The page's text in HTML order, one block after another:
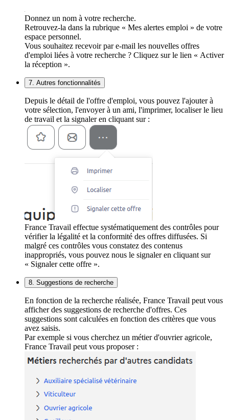
Donnez un nom à votre recherche.
Retrouvez-la dans la rubrique « Mes alertes emploi » de votre
espace personnel.
Vous souhaitez recevoir par e-mail les nouvelles offres
d'emploi liées à votre recherche ? Cliquez sur le lien « Activer
la réception ».
7. Autres fonctionnalités
Depuis le détail de l'offre d'emploi, vous pouvez l'ajouter à
votre sélection, l'envoyer à un ami, l'imprimer, localiser le lieu
de travail et la signaler en cliquant sur :
France Travail effectue systématiquement des contrôles pour
vérifier la légalité et la conformité des offres diffusées. Si
malgré ces contrôles vous constatez des contenus
inappropriés, vous pouvez nous le signaler en cliquant sur
« Signaler cette offre ».
8. Suggestions de recherche
En fonction de la recherche réalisée, France Travail peut vous
afficher des suggestions de recherche d'offres. Ces
suggestions sont calculées en fonction des critères que vous
avez saisis.
Par exemple si vous cherchez un métier d'ouvrier agricole,
France Travail peut vous proposer :